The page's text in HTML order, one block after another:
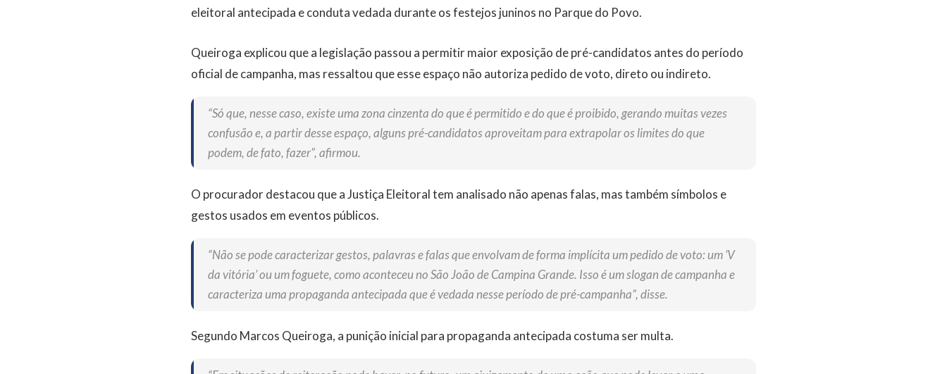
eleitoral antecipada e conduta vedada durante os festejos juninos no Parque do Povo.
Queiroga explicou que a legislação passou a permitir maior exposição de pré-candidatos antes do período
oficial de campanha, mas ressaltou que esse espaço não autoriza pedido de voto, direto ou indireto.
“Só que, nesse caso, existe uma zona cinzenta do que é permitido e do que é proibido, gerando muitas vezes
confusão e, a partir desse espaço, alguns pré-candidatos aproveitam para extrapolar os limites do que
podem, de fato, fazer”, afirmou.
O procurador destacou que a Justiça Eleitoral tem analisado não apenas falas, mas também símbolos e
gestos usados em eventos públicos.
“Não se pode caracterizar gestos, palavras e falas que envolvam de forma implícita um pedido de voto: um ‘V
da vitória’ ou um foguete, como aconteceu no São João de Campina Grande. Isso é um slogan de campanha e
caracteriza uma propaganda antecipada que é vedada nesse período de pré-campanha”, disse.
Segundo Marcos Queiroga, a punição inicial para propaganda antecipada costuma ser multa.